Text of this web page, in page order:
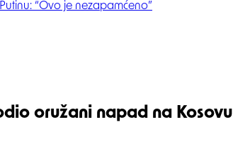
“Ovo je nezapamćeno”
oružani napad na Kosovu